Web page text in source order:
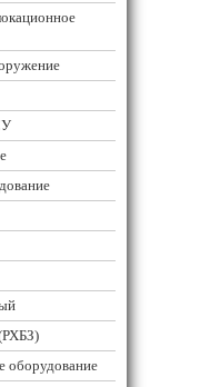
оборудование